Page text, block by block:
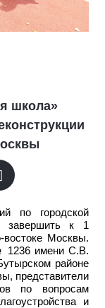
школа»
по городской
завершить к 1
востоке Москвы.
имени С.В.
районе
представители
по вопросам
и